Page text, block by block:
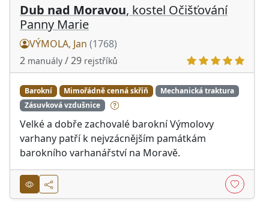
Dub nad Moravou, kostel Očišťování
Panny Marie
VÝMOLA, Jan (1768)
2 manuály / 29 rejstříků
Barokní Mimořádně cenná skříň
Mechanická traktura
Zásuvková vzdušnice
Velké a dobře zachovalé barokní Výmolovy
varhany patří k nejvzácnějším památkám
barokního varhanářství na Moravě.